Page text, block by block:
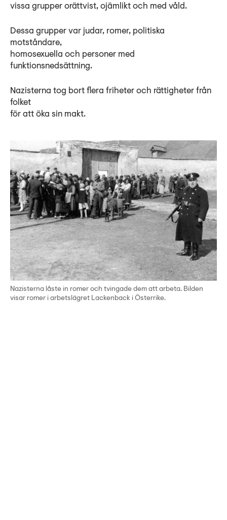
vissa grupper orättvist, ojämlikt och med våld.
Dessa grupper var judar, romer, politiska
motståndare,
homosexuella och personer med
funktionsnedsättning.
Nazisterna tog bort flera friheter och rättigheter från
folket
för att öka sin makt.
Nazisterna låste in romer och tvingade dem att arbeta. Bilden
visar romer i arbetslägret Lackenback i Österrike.